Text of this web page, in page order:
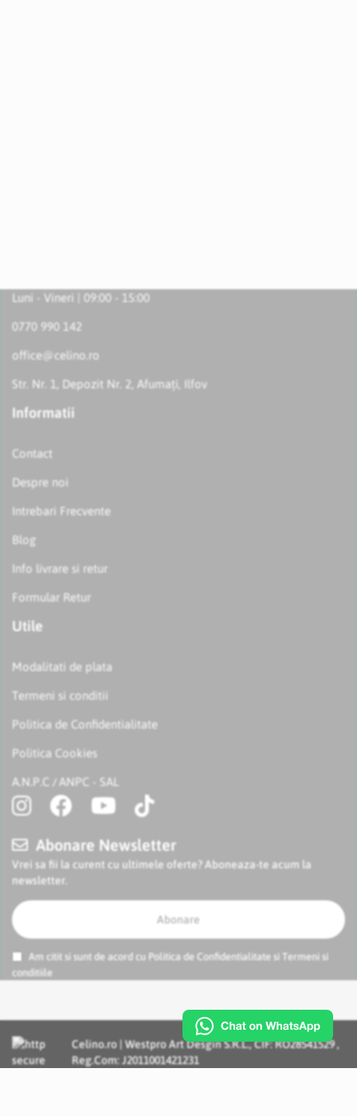
Luni - Vineri | 09:00 - 15:00
0770 990 142
office@celino.ro
Str. Nr. 1, Depozit Nr. 2, Afumați, Ilfov
Informatii
Contact
Despre noi
Intrebari Frecvente
Blog
Info livrare si retur
Formular Retur
Utile
Modalitati de plata
Termeni si conditii
Politica de Confidentialitate
Politica Cookies
A.N.P.C / ANPC - SAL
Abonare Newsletter
Vrei sa fii la curent cu ultimele oferte? Aboneaza-te acum la
newsletter.
Abonare
Am citit si sunt de acord cu Politica de Confidentialitate si
Termeni si
conditiile
Celino.ro | Westpro Art Desgin S.R.L., CIF: RO28541529 ,
Reg.Com: J2011001421231